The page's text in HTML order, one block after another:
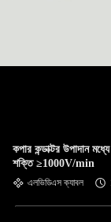
কপার কন্ডাক্টর উপাদান
শক্তি ≥1000V/min
এলভিডিএস ক্যাবল